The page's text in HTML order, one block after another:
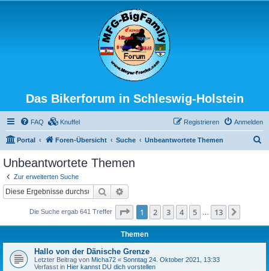
Das Bikerforum in Schleswig-Holstein
FAQ Knuffel Anmelden
Registrieren
Portal Foren-Übersicht Suche Unbeantwortete Themen
Unbeantwortete Themen
Zur erweiterten Suche
Suche
Die Suche ergab 641 Treffer Seite 1von 13
1 2 3 4 5 13
Themen
Hallo von der Dänische Grenze
Letzter Beitrag von Micha72 « Sonntag 24. Oktober 2021, 13:33
Verfasst in Hier kannst DU dich vorstellen